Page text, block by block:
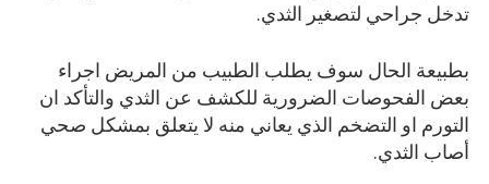
تدخل جراحي لتصغير الثدي.
بطبيعة الحال سوف يطلب الطبيب من المريض اجراء
بعض الفحوصات الضرورية للكشف عن الثدي والتأكد ان
التورم او التضخم الذي يعاني منه لا يتعلق بمشكل صحي
أصاب الثدي.